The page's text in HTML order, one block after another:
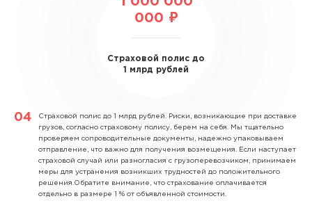
000 ₽
Страховой полис до
1 млрд рублей
Страховой полис до 1 млрд рублей. Риски, возникающие при доставке
грузов, согласно страховому полису, берем на себя. Мы тщательно
проверяем сопроводительные документы, надежно упаковываем
отправление, что важно для получения возмещения. Если наступает
страховой случай или разногласия с грузоперевозчиком, принимаем
меры для устранения возникших трудностей до положительного
решения.Обратите внимание, что страхование оплачивается
отдельно в размере 1 % от объявленной стоимости.